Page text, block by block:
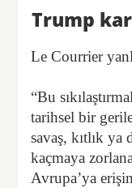
Trump
Le Courrier
“Bu
tarihsel bir
savaş, kıtlık
kaçmaya
Avrupa’ya